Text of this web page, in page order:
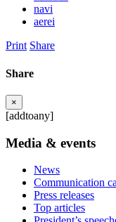
navi
aerei
Print Share
Share
×
[addtoany]
Media & events
News
Communication
Press releases
Top articles